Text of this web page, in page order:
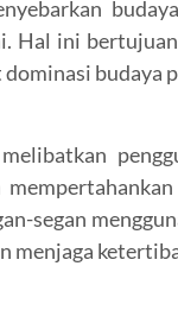
Hal ini
budaya
segan
menjaga